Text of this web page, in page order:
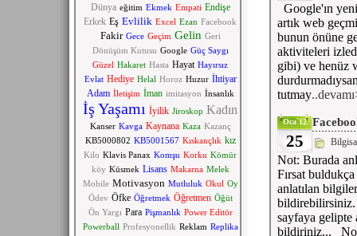
Dünya eğitim Ekmek Empati Endişe
Erkek Eş Evlilik Excel Ezan Facebook
Fakir Gece Geçim Gelin Geri
Dönüşüm Kutusu Google Güç Saygı
Güzel Hakaret Hasta Hayat Hayırsız
Evlat Hediye Helal Horoz Huzur İhtiyar
Adam İletişim İman imitasyon İnsanlık
İş Yaşamı İyilik Jiroskop Kadın
Kanser Kavga Kaynana Kaza Kazanç
KB5000802 KB5001567 Kıskançlık kız
Kilo Klavis Panax Komşu Korku Kömür
köy Küsmek Lisans Makarna Melek
Mobile Motivasyon Mutluluk Okul Oy
Ödev Öfke Öğretmek Öğretmen Öğüt
Ön Yargı Para Pişmanlık Power Editör
Powerball Profesyonellik Reklam Replika
Google'ın
artık web
bunun önüne
aktiviteleri
gibi) ve henüz
tutmay
Oca`12
25
Not: Burada
Fırsat
anlatılan
bildirebilirsiniz.
sayfaya gelipte
bildiriniz...